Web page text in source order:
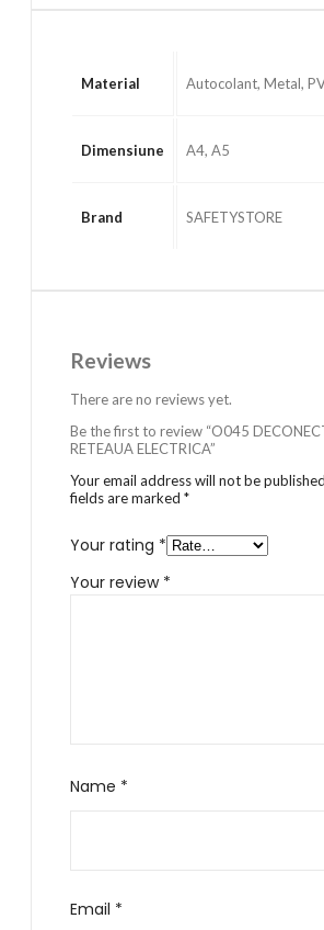
Material Autocolant, Metal,
Dimensiune A4, A5
Brand SAFETYSTORE
Reviews
There are no reviews yet.
Be the first to review “O045
RETEAUA ELECTRICA”
Your email address will not be
fields are marked *
Your rating *
Your review *
Name *
Email *